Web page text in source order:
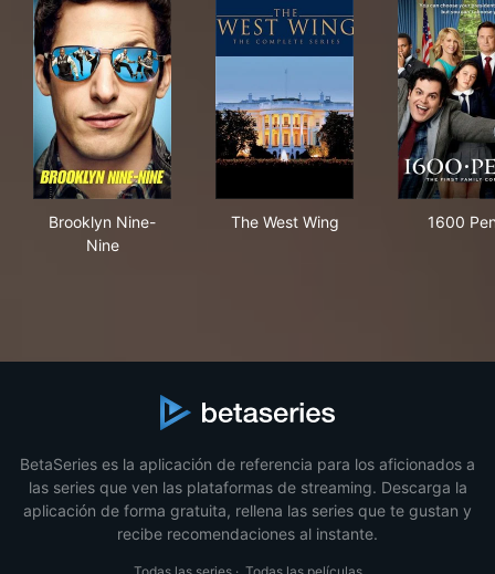
Brooklyn Nine-
Nine
The West Wing 1600
BetaSeries es la aplicación de referencia para los aficionados a
las series que ven las plataformas de streaming. Descarga la
aplicación de forma gratuita, rellena las series que te gustan y
recibe recomendaciones al instante.
Todas las series· Todas las películas